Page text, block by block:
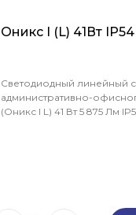
Оникс I (L) 41Вт
Светодиодный линейный
административно-
(Оникс I L) 41 Вт 5 875 Лм